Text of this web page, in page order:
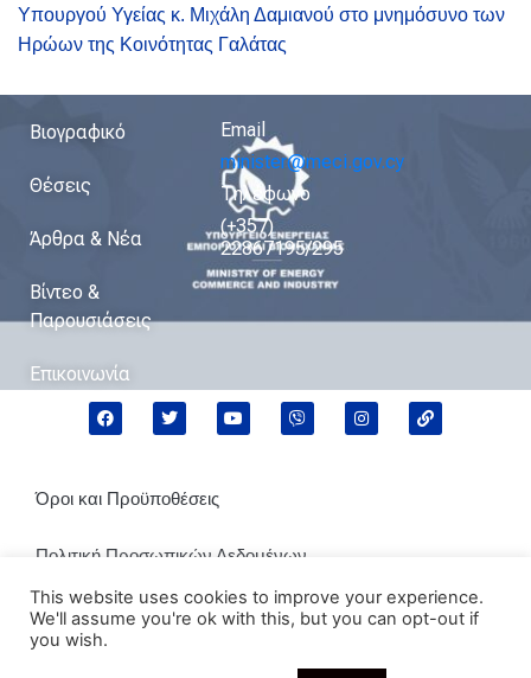
Υπουργού Υγείας κ. Μιχάλη Δαμιανού στο μνημόσυνο των
Ηρώων της Κοινότητας Γαλάτας
Βιογραφικό
Θέσεις
Άρθρα & Νέα
Βίντεο &
Παρουσιάσεις
Επικοινωνία
Email
minister@meci.gov.cy
Τηλέφωνο
(+357)
22867195/295
Όροι και Προϋποθέσεις
Πολιτική Προσωπικών Δεδομένων
Πολιτική Cookies
This website uses cookies to improve your experience.
We'll assume you're ok with this, but you can opt-out if
you wish.